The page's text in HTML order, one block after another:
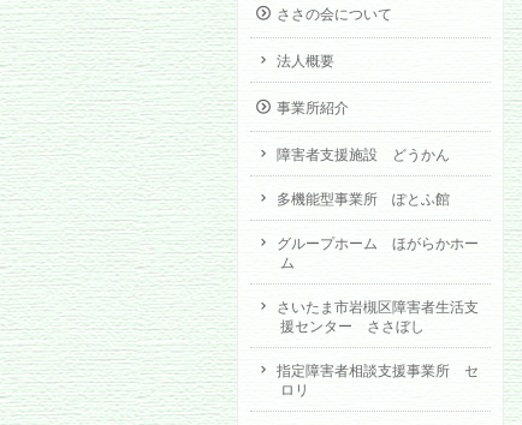
ささの会について
法人概要
事業所紹介
障害者支援施設 どうかん
多機能型事業所 ぽとふ館
グループホーム ほがらかホー
ム
さいたま市岩槻区障害者生活支
援センター ささぼし
指定障害者相談支援事業所 セ
ロリ